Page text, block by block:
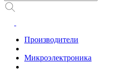
Производители
Микроэлектроника